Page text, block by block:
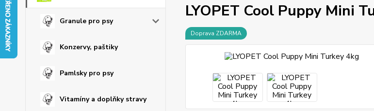
Granule pro psy
Konzervy, paštiky
Pamlsky pro psy
Vitamíny a doplňky stravy
LYOPET Cool Puppy Mini
Doprava ZDARMA